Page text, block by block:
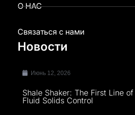
О НАС
Связаться с нами
Новости
Июнь 12, 2026
Shale Shaker: The First Line
Fluid Solids Control